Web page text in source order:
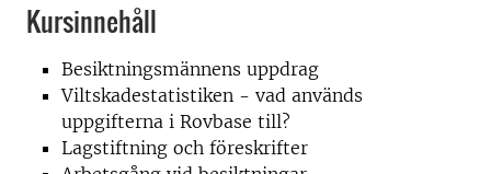
Kursinnehåll
Besiktningsmännens uppdrag
Viltskadestatistiken - vad används
uppgifterna i Rovbase till?
Lagstiftning och föreskrifter